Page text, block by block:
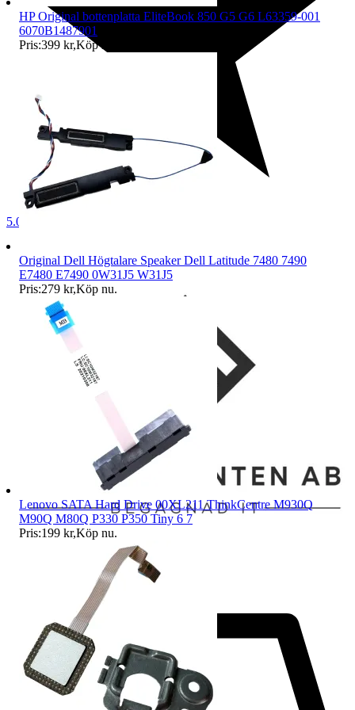
5.0
HP Original bottenplatta EliteBook 850 G5 G6 L63359-001
6070B1487901
Pris:399 kr,Köp nu
Original Dell Högtalare Speaker Dell Latitude 7480 7490
E7480 E7490 0W31J5 W31J5
Pris:279 kr,Köp nu.
Lenovo SATA Hard Drive 00XL211 ThinkCentre M930Q
M90Q M80Q P330 P350 Tiny 6 7
Pris:199 kr,Köp nu.